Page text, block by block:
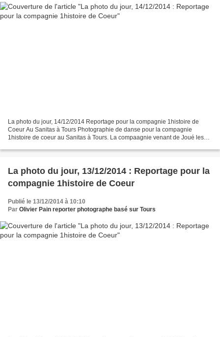
La photo du jour, 14/12/2014 Reportage pour la compagnie 1histoire de
Coeur Au Sanitas à Tours Photographie de danse pour la compagnie
1histoire de coeur au Sanitas à Tours. La compaagnie venant de Joué les
La photo du jour, 13/12/2014 : Reportage pour la
compagnie 1histoire de Coeur
Publié le 13/12/2014 à 10:10
Par Olivier Pain reporter photographe basé sur Tours